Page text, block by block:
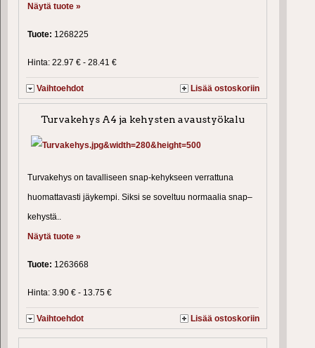
Näytä tuote »
Tuote: 1268225
Hinta: 22.97 € - 28.41 €
Vaihtoehdot Lisää ostoskoriin
Turvakehys A4 ja kehysten avaustyökalu
Turvakehys on tavalliseen snap-kehykseen verrattuna
huomattavasti jäykempi. Siksi se soveltuu normaalia snap–
kehystä..
Näytä tuote »
Tuote: 1263668
Hinta: 3.90 € - 13.75 €
Vaihtoehdot Lisää ostoskoriin